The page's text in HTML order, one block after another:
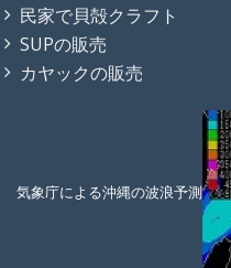
民家で貝殻クラフト
SUPの販売
カヤックの販売
気象庁による沖縄の波浪予測